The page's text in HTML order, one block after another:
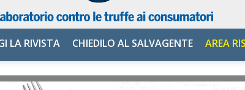
LA RIVISTA CHIEDILO AL SALVAGENTE AREA